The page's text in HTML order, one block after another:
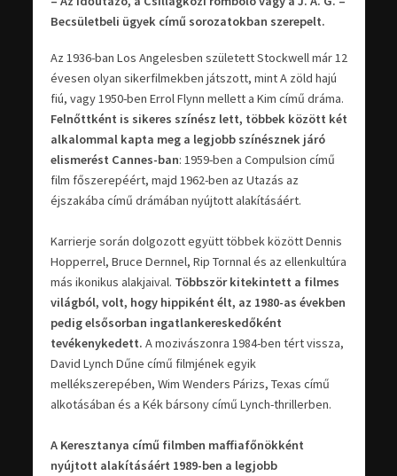
Becsületbeli ügyek című sorozatokban szerepelt.
Az 1936-ban Los Angelesben született Stockwell már 12
évesen olyan sikerfilmekben játszott, mint A zöld hajú
fiú, vagy 1950-ben Errol Flynn mellett a Kim című dráma.
Felnőttként is sikeres színész lett, többek között két
alkalommal kapta meg a legjobb színésznek járó
elismerést Cannes-ban: 1959-ben a Compulsion című
film főszerepéért, majd 1962-ben az Utazás az
éjszakába című drámában nyújtott alakításáért.
Karrierje során dolgozott együtt többek között Dennis
Hopperrel, Bruce Dernnel, Rip Tornnal és az ellenkultúra
más ikonikus alakjaival. Többször kitekintett a filmes
világból, volt, hogy hippiként élt, az 1980-as években
pedig elsősorban ingatlankereskedőként
tevékenykedett. A mozivászonra 1984-ben tért vissza,
David Lynch Dűne című filmjének egyik
mellékszerepében, Wim Wenders Párizs, Texas című
alkotásában és a Kék bársony című Lynch-thrillerben.
A Keresztanya című filmben maffiafőnökként
nyújtott alakításáért 1989-ben a legjobb